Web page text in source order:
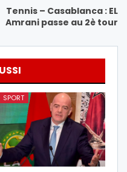
Tennis – Casablanca : EL
Amrani passe au 2è tour
SPORT